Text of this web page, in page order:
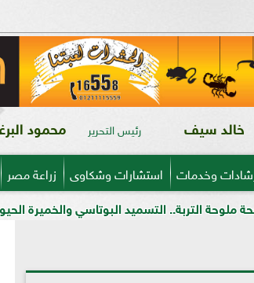
خالد سيف رئيس التحرير محمود
وخدمات استشارات وشكاوى زراعة مصر
البوتاسي والخميرة الحيوية يرفعان